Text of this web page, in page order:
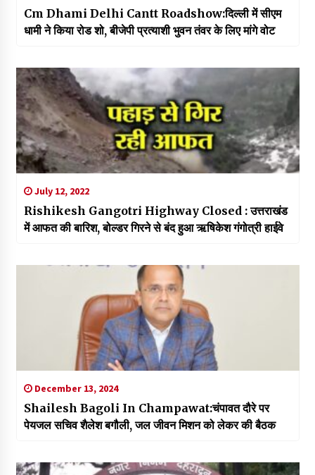
Cm Dhami Delhi Cantt Roadshow:दिल्ली में सीएम
धामी ने किया रोड शो, बीजेपी प्रत्याशी भुवन तंवर के लिए मांगे वोट
July 12, 2022
Rishikesh Gangotri Highway Closed : उत्तराखंड
में आफत की बारिश, बोल्डर गिरने से बंद हुआ ऋषिकेश गंगोत्री हाईवे
December 13, 2024
Shailesh Bagoli In Champawat:चंपावत दौरे पर
पेयजल सचिव शैलेश बगौली, जल जीवन मिशन को लेकर की बैठक